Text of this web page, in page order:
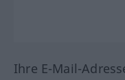
Ihre E-Mail-